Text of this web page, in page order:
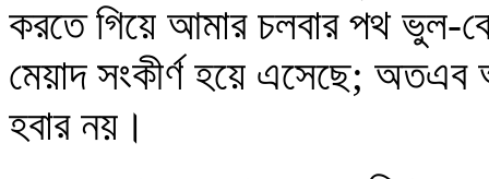
করতে গিয়ে আমার চলবার পথ ভুল-
মেয়াদ সংকীর্ণ হয়ে এসেছে; অতএব
হবার নয়।